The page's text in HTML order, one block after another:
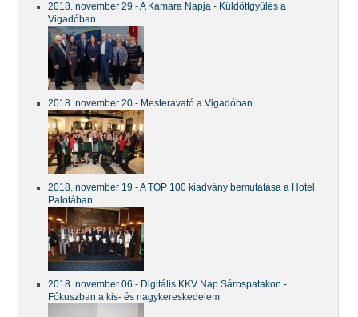
2018. november 29 - A Kamara Napja - Küldöttgyűlés a
Vigadóban
2018. november 20 - Mesteravató a Vigadóban
2018. november 19 - A TOP 100 kiadvány bemutatása a Hotel
Palotában
2018. november 06 - Digitális KKV Nap Sárospatakon -
Fókuszban a kis- és nagykereskedelem